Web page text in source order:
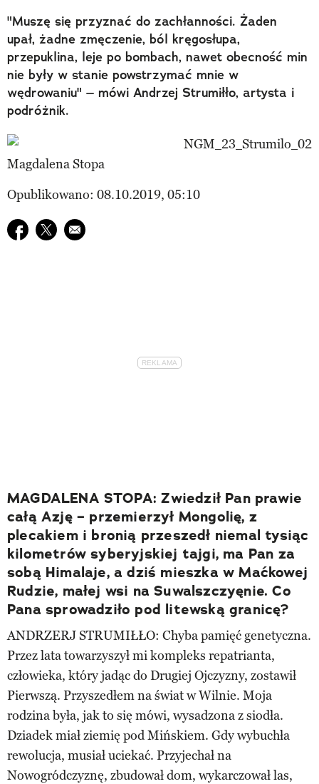
"Muszę się przyznać do zachłanności. Żaden
upał, żadne zmęczenie, ból kręgosłupa,
przepuklina, leje po bombach, nawet obecność min
nie były w stanie powstrzymać mnie w
wędrowaniu" – mówi Andrzej Strumiłło, artysta i
podróżnik.
Magdalena Stopa
Opublikowano: 08.10.2019, 05:10
Udostępnij na facebook
Udostępnij na twitter
E-mail do przyjaciela
MAGDALENA STOPA: Zwiedził Pan prawie
całą Azję – przemierzył Mongolię, z
plecakiem i bronią przeszedł niemal tysiąc
kilometrów syberyjskiej tajgi, ma Pan za
sobą Himalaje, a dziś mieszka w Maćkowej
Rudzie, małej wsi na Suwalszczyęnie. Co
Pana sprowadziło pod litewską granicę?
ANDRZERJ STRUMIŁŁO: Chyba pamięć genetyczna.
Przez lata towarzyszył mi kompleks repatrianta,
człowieka, który jadąc do Drugiej Ojczyzny, zostawił
Pierwszą. Przyszedłem na świat w Wilnie. Moja
rodzina była, jak to się mówi, wysadzona z siodła.
Dziadek miał ziemię pod Mińskiem. Gdy wybuchła
rewolucja, musiał uciekać. Przyjechał na
Nowogródczyznę, zbudował dom, wykarczował las,